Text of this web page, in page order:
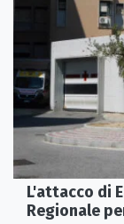
L'attacco di
Regionale